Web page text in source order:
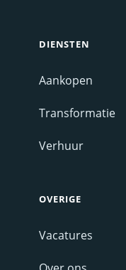
DIENSTEN
Aankopen
Transformatie
Verhuur
OVERIGE
Vacatures